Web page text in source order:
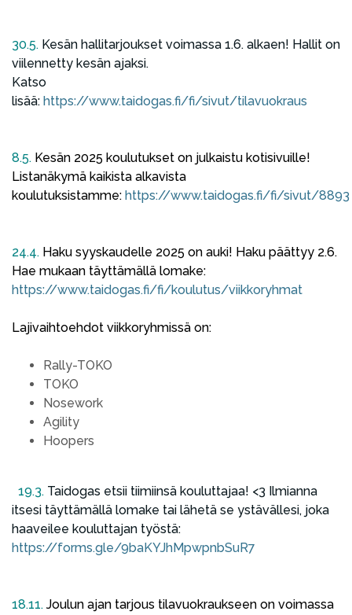
30.5. Kesän hallitarjoukset voimassa 1.6. alkaen! Hallit on
viilennetty kesän ajaksi.
Katso
lisää: https://www.taidogas.fi/fi/sivut/tilavuokraus
8.5. Kesän 2025 koulutukset on julkaistu kotisivuille!
Listanäkymä kaikista alkavista
koulutuksistamme: https://www.taidogas.fi/fi/sivut/8893
24.4. Haku syyskaudelle 2025 on auki! Haku päättyy 2.6.
Hae mukaan täyttämällä lomake:
https://www.taidogas.fi/fi/koulutus/viikkoryhmat
Lajivaihtoehdot viikkoryhmissä on:
Rally-TOKO
TOKO
Nosework
Agility
Hoopers
19.3. Taidogas etsii tiimiinsä kouluttajaa! <3 Ilmianna
itsesi täyttämällä lomake tai lähetä se ystävällesi, joka
haaveilee kouluttajan työstä:
https://forms.gle/9baKYJhMpwpnbSuR7
18.11. Joulun ajan tarjous tilavuokraukseen on voimassa